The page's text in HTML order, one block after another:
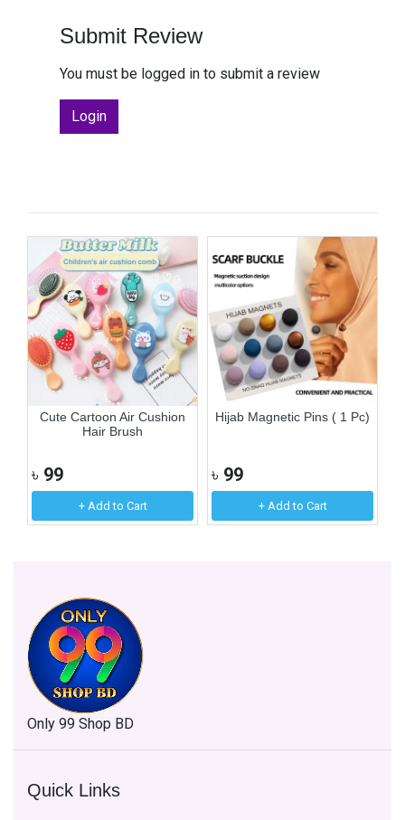
Submit Review
You must be logged in to submit a review
Login
Cute Cartoon Air Cushion
Hair Brush
৳ 99
+ Add to Cart
Hijab Magnetic Pins ( 1 Pc)
৳ 99
+ Add to Cart
Only 99 Shop BD
Quick Links